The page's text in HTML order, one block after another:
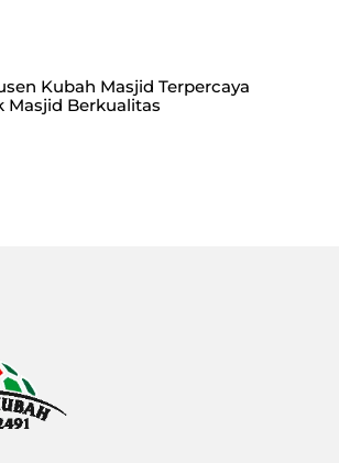
Kubah Masjid Terpercaya
Masjid Berkualitas